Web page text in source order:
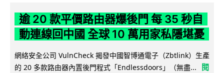
逾 20 款平價路由器爆後門 每 35 秒自
動連線回中國 全球 10 萬用家私隱堪憂
網絡安全公司 VulnCheck 揭發中國智博通電子（Zbtlink）生產
的 20 多款路由器內置後門程式「Endlessdoors」（無盡...
閱